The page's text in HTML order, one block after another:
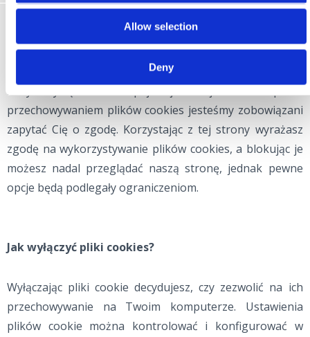
Allow selection
Deny
Aby zapewnić użytkownikom lepszą obsługę tej strony
internetowej, zapisuje ona na Twoim komputerze małe
pliki tekstowe, tzw. pliki cookie. To praktyka co najmniej
90% serwisów internetowych na świecie, jednak zgodnie
z dyrektywą Unii Europejskiej z maja 2011 r. przed
przechowywaniem plików cookies jesteśmy zobowiązani
zapytać Cię o zgodę. Korzystając z tej strony wyrażasz
zgodę na wykorzystywanie plików cookies, a blokując je
możesz nadal przeglądać naszą stronę, jednak pewne
opcje będą podlegały ograniczeniom.
Jak wyłączyć pliki cookies?
Wyłączając pliki cookie decydujesz, czy zezwolić na ich
przechowywanie na Twoim komputerze. Ustawienia
plików cookie można kontrolować i konfigurować w